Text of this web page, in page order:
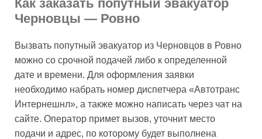
Как заказать попутный эвакуатор
Черновцы — Ровно
Вызвать попутный эвакуатор из Черновцов в Ровно
можно со срочной подачей либо к определенной
дате и времени. Для оформления заявки
необходимо набрать номер диспетчера «Автотранс
Интернешнл», а также можно написать через чат на
сайте. Оператор примет вызов, уточнит место
подачи и адрес, по которому будет выполнена